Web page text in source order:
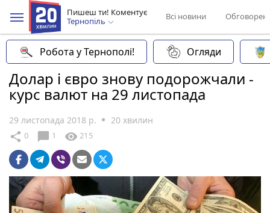
Пишеш ти! Коментує
Тернопіль
Всі новини
Робота у Тернополі! Огляди
Долар і євро знову подорожчали -
курс валют на 29 листопада
29 листопада 2018 р. 20 хвилин
share 0 chat_bubble 1 visibility 215